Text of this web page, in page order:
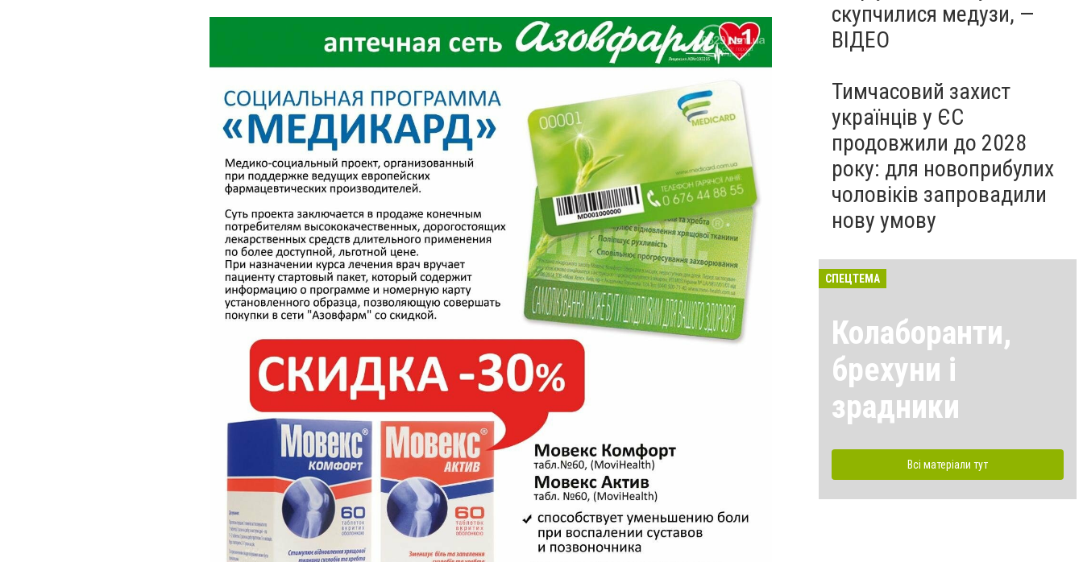
скупчилися медузи, —
ВІДЕО
Тимчасовий захист
українців у ЄС
продовжили до 2028
року: для новоприбулих
чоловіків запровадили
нову умову
СПЕЦТЕМА
Колаборанти,
брехуни і
зрадники
Всі матеріали тут